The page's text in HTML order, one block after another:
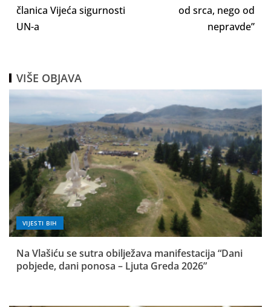
članica Vijeća sigurnosti
UN-a
od srca, nego od
nepravde”
VIŠE OBJAVA
VIJESTI BIH
Na Vlašiću se sutra obilježava manifestacija “Dani
pobjede, dani ponosa – Ljuta Greda 2026”